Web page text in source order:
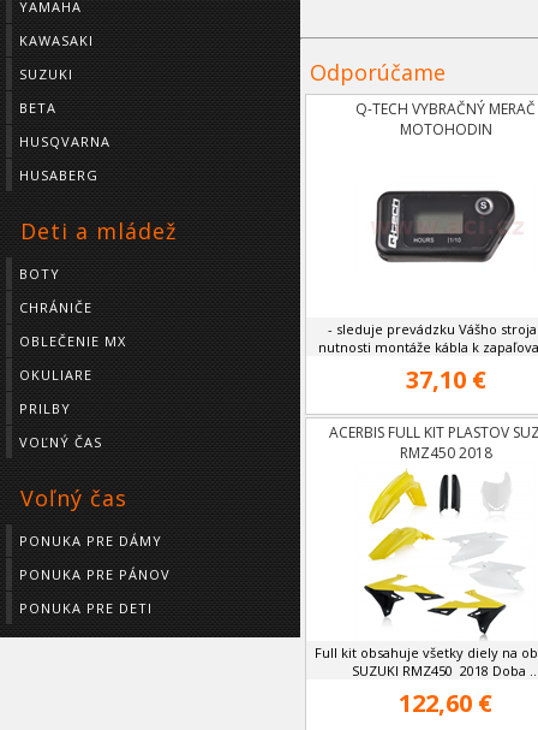
YAMAHA
KAWASAKI
SUZUKI
BETA
HUSQVARNA
HUSABERG
Deti a mládež
BOTY
CHRÁNIČE
OBLEČENIE MX
OKULIARE
PRILBY
VOĽNÝ ČAS
Voľný čas
PONUKA PRE DÁMY
PONUKA PRE PÁNOV
PONUKA PRE DETI
Odporúčame
Q-TECH VYBRAČNÝ MERAČ
MOTOHODIN
- sleduje prevádzku Vášho
nutnosti montáže kábla k
37,10 €
ACERBIS FULL KIT PLASTOV
RMZ450 2018
Full kit obsahuje všetky diely na
SUZUKI RMZ450 2018 Doba
122,60 €